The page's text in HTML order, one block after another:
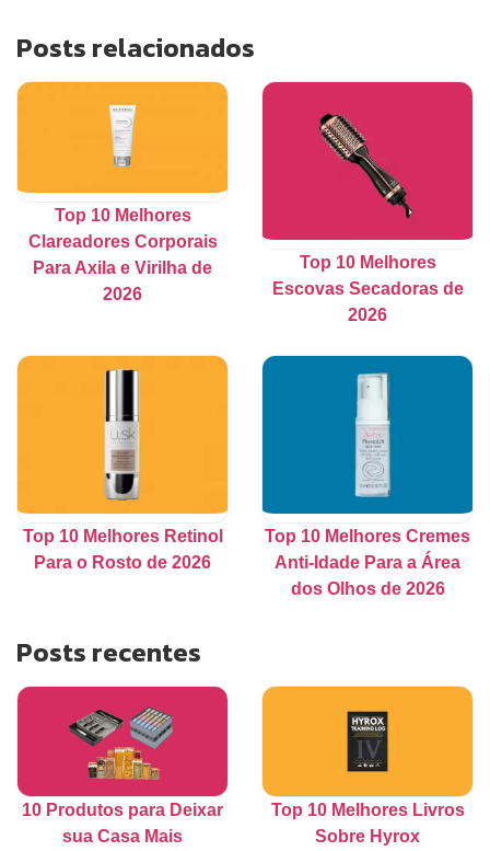
Posts relacionados
Top 10 Melhores
Clareadores Corporais
Para Axila e Virilha de
2026
Top 10 Melhores
Escovas Secadoras de
2026
Top 10 Melhores Retinol
Para o Rosto de 2026
Top 10 Melhores Cremes
Anti-Idade Para a Área
dos Olhos de 2026
Posts recentes
10 Produtos para Deixar
sua Casa Mais
Top 10 Melhores Livros
Sobre Hyrox